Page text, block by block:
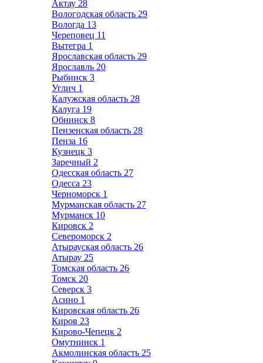
Актау 28
Вологодская область 29
Вологда 13
Череповец 11
Вытегра 1
Ярославская область 29
Ярославль 20
Рыбинск 3
Углич 1
Калужская область 28
Калуга 19
Обнинск 8
Пензенская область 28
Пенза 16
Кузнецк 3
Заречный 2
Одесская область 27
Одесса 23
Черноморск 1
Мурманская область 27
Мурманск 10
Кировск 2
Североморск 2
Атырауская область 26
Атырау 25
Томская область 26
Томск 20
Северск 3
Асино 1
Кировская область 26
Киров 23
Кирово-Чепецк 2
Омутнинск 1
Акмолинская область 25